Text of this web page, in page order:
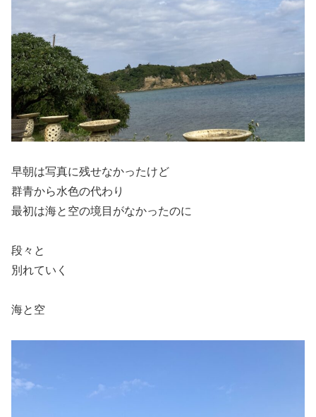
早朝は写真に残せなかったけど
群青から水色の代わり
最初は海と空の境目がなかったのに
段々と
別れていく
海と空